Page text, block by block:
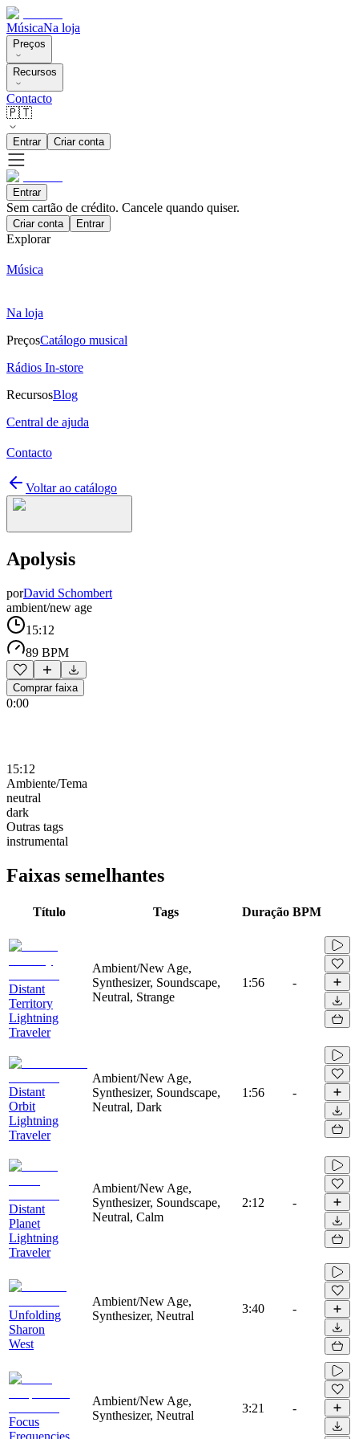
MúsicaNa loja
Preços
Recursos
Contacto
🇵🇹
Entrar Criar conta
Entrar
Sem cartão de crédito. Cancele quando quiser.
Criar conta Entrar
Explorar
Música
Na loja
PreçosCatálogo musical
Rádios In-store
RecursosBlog
Central de ajuda
Contacto
Voltar ao catálogo
Apolysis
porDavid Schombert
ambient/new age
15:12
89 BPM
Comprar faixa
0:00
15:12
Ambiente/Tema
neutral
dark
Outras tags
instrumental
Faixas semelhantes
Título Tags Duração BPM
Distant
Territory
Lightning
Traveler
Ambient/New Age,
Synthesizer, Soundscape,
Neutral, Strange
1:56 -
Distant
Orbit
Lightning
Traveler
Ambient/New Age,
Synthesizer, Soundscape,
Neutral, Dark
1:56 -
Distant
Planet
Lightning
Traveler
Ambient/New Age,
Synthesizer, Soundscape,
Neutral, Calm
2:12 -
Unfolding
Sharon
West
Ambient/New Age,
Synthesizer, Neutral
3:40 -
Focus
Frequencies
Ambient/New Age,
Synthesizer, Neutral
3:21 -